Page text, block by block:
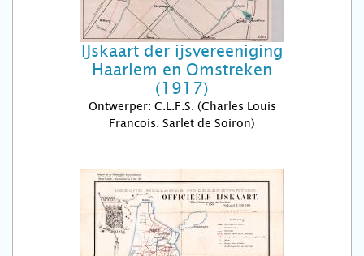
IJskaart der ijsvereeniging
Haarlem en Omstreken
(1917)
Ontwerper: C.L.F.S. (Charles Louis
Francois. Sarlet de Soiron)